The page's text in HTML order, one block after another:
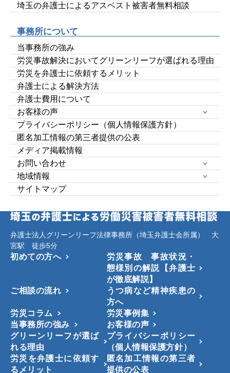
埼玉の弁護士によるアスベスト被害者無料相談
事務所について
当事務所の強み
労災事故解決においてグリーンリーフが選ばれる理由
労災を弁護士に依頼するメリット
弁護士による解決方法
弁護士費用について
お客様の声
プライバシーポリシー（個人情報保護方針）
匿名加工情報の第三者提供の公表
メディア掲載情報
お問い合わせ
地域情報
サイトマップ
弁護士法人グリーンリーフ法律事務所（埼玉弁護士会所属） 大
宮駅 徒歩5分
初めての方へ
労災事故 事故状況・
態様別の解説【弁護士
が徹底解説】
ご相談の流れ
うつ病など精神疾患の
方へ
労災コラム
労災事例集
当事務所の強み
お客様の声
グリーンリーフが選ば
れる理由
プライバシーポリシー
（個人情報保護方針）
労災を弁護士に依頼す
るメリット
匿名加工情報の第三者
提供の公表